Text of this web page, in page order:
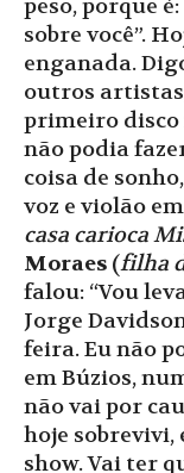
peso, porque
sobre você”.
enganada.
outros
primeiro
não podia
coisa de
voz e violão
casa carioca
Moraes (filha
falou: “Vou
Jorge
feira. Eu não
em Búzios,
não vai por
hoje sobrevivi,
show. Vai ter